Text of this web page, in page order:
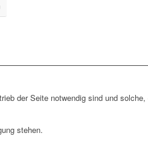
der Seite notwendig sind und
stehen.